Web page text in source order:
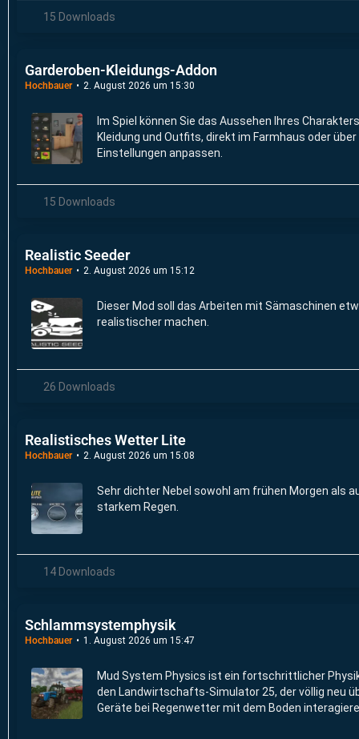
15 Downloads
Garderoben-Kleidungs-Addon
Hochbauer 2. August 2026 um 15:30
Im Spiel können Sie das Aussehen Ihres
Kleidung und Outfits, direkt im Farmhaus oder über
Einstellungen anpassen.
15 Downloads
Realistic Seeder
Hochbauer 2. August 2026 um 15:12
Dieser Mod soll das Arbeiten mit Sämaschinen
realistischer machen.
26 Downloads
Realistisches Wetter Lite
Hochbauer 2. August 2026 um 15:08
Sehr dichter Nebel sowohl am frühen Morgen als
starkem Regen.
14 Downloads
Schlammsystemphysik
Hochbauer 1. August 2026 um 15:47
Mud System Physics ist ein fortschrittlicher
den Landwirtschafts-Simulator 25, der völlig neu
Geräte bei Regenwetter mit dem Boden